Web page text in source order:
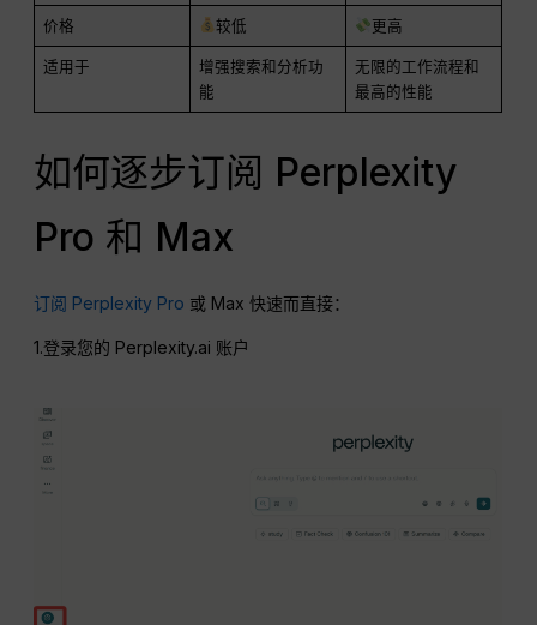
价格 较低 更高
适用于
增强搜索和分析功
能
无限的工作流程和
最高的性能
如何逐步订阅 Perplexity
Pro 和 Max
订阅 Perplexity Pro 或 Max 快速而直接：
1.登录您的 Perplexity.ai 账户